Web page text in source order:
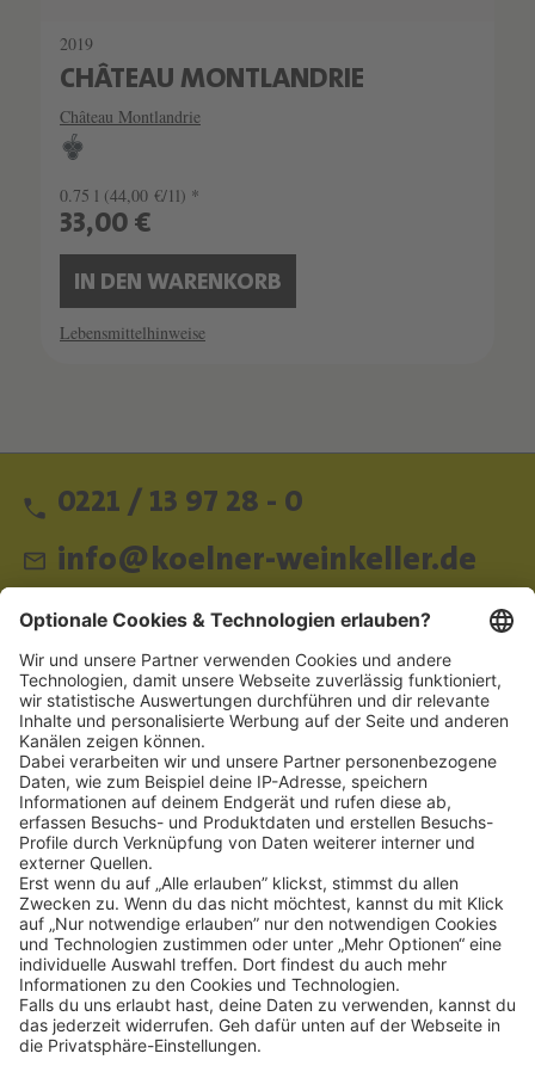
2019
CHÂTEAU MONTLANDRIE
Château Montlandrie
0.75 l (44,00 €/1l) *
33,00 €
IN DEN WARENKORB
Lebensmittelhinweise
0221 / 13 97 28 - 0
info@koelner-weinkeller.de
Schnellzugriff
ZAHLUNGSMETHODEN
SOCIAL
NEWSLETTER
BESUCHEN SIE UNS
Alle Preise inkl. gesetzl. Mehrwertsteuer zzgl. Versandkosten und ggf.
Nachnahmegebühren, wenn nicht anders angegeben.